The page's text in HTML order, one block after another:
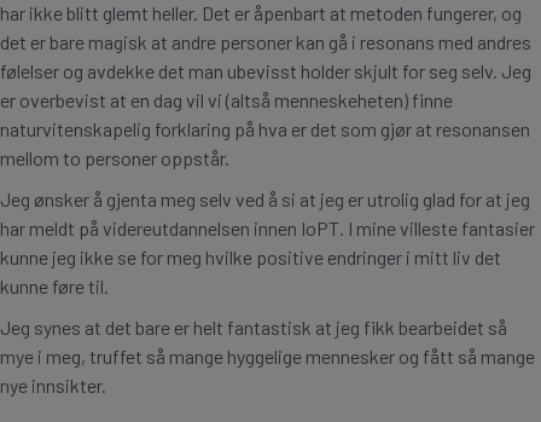
har ikke blitt glemt heller. Det er åpenbart at metoden fungerer, og
det er bare magisk at andre personer kan gå i resonans med andres
følelser og avdekke det man ubevisst holder skjult for seg selv. Jeg
er overbevist at en dag vil vi (altså menneskeheten) finne
naturvitenskapelig forklaring på hva er det som gjør at resonansen
mellom to personer oppstår.
Jeg ønsker å gjenta meg selv ved å si at jeg er utrolig glad for at jeg
har meldt på videreutdannelsen innen IoPT. I mine villeste fantasier
kunne jeg ikke se for meg hvilke positive endringer i mitt liv det
kunne føre til.
Jeg synes at det bare er helt fantastisk at jeg fikk bearbeidet så
mye i meg, truffet så mange hyggelige mennesker og fått så mange
nye innsikter.